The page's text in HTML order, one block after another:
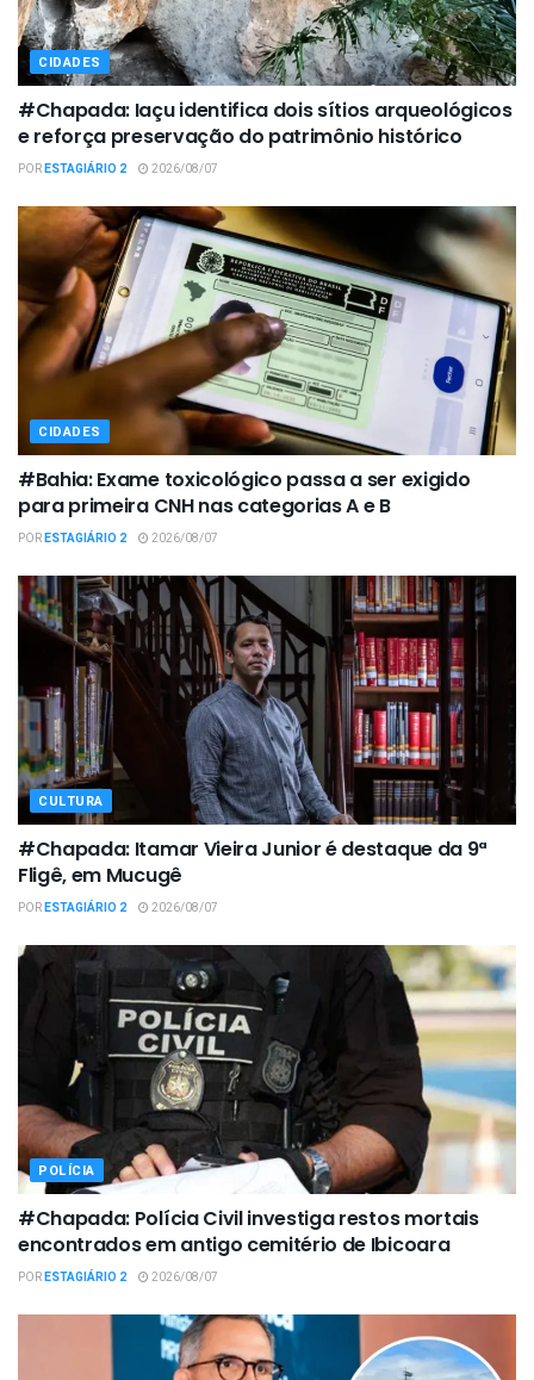
CIDADES
#Chapada: Iaçu identifica dois sítios arqueológicos
e reforça preservação do patrimônio histórico
PORESTAGIÁRIO 2 2026/08/07
CIDADES
#Bahia: Exame toxicológico passa a ser exigido
para primeira CNH nas categorias A e B
PORESTAGIÁRIO 2 2026/08/07
CULTURA
#Chapada: Itamar Vieira Junior é destaque da 9ª
Fligê, em Mucugê
PORESTAGIÁRIO 2 2026/08/07
POLÍCIA
#Chapada: Polícia Civil investiga restos mortais
encontrados em antigo cemitério de Ibicoara
PORESTAGIÁRIO 2 2026/08/07